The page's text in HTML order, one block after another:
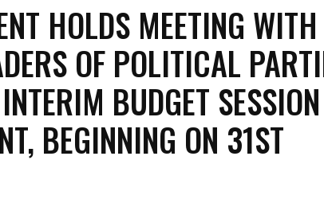
HOLDS MEETING WITH
OF POLITICAL
BUDGET
BEGINNING ON 31ST